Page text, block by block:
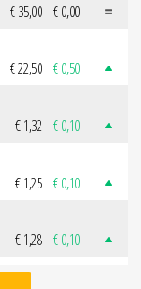
€ 35,00 € 0,00
€ 22,50 € 0,50
€ 1,32 € 0,10
€ 1,25 € 0,10
€ 1,28 € 0,10